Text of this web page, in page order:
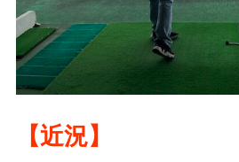
【近況】